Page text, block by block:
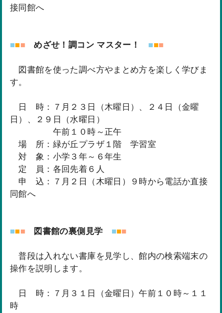
接同館へ
■■■めざせ！調コン マスター！ ■■■
図書館を使った調べ方やまとめ方を楽しく学びま
す。
日 時：７月２３日（木曜日）、２４日（金曜
日）、２９日（水曜日）
午前１０時～正午
場 所：緑が丘プラザ１階 学習室
対 象：小学３年～６年生
定 員：各回先着６人
申 込：７月２日（木曜日）９時から電話か直接
同館へ
■■■ 図書館の裏側見学 ■■■
普段は入れない書庫を見学し、館内の検索端末の
操作を説明します。
日 時：７月３１日（金曜日）午前１０時～１１
時